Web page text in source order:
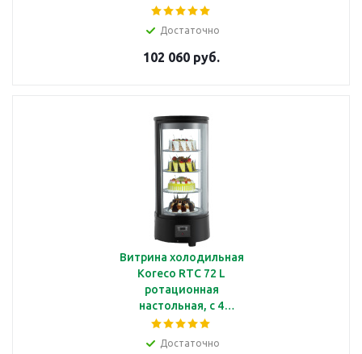
л, с подсветкой
Достаточно
102 060 руб.
Витрина холодильная
Koreco RTC 72 L
ротационная
настольная, с 4
полками, объемом 72 л,
с подсветкой
Достаточно